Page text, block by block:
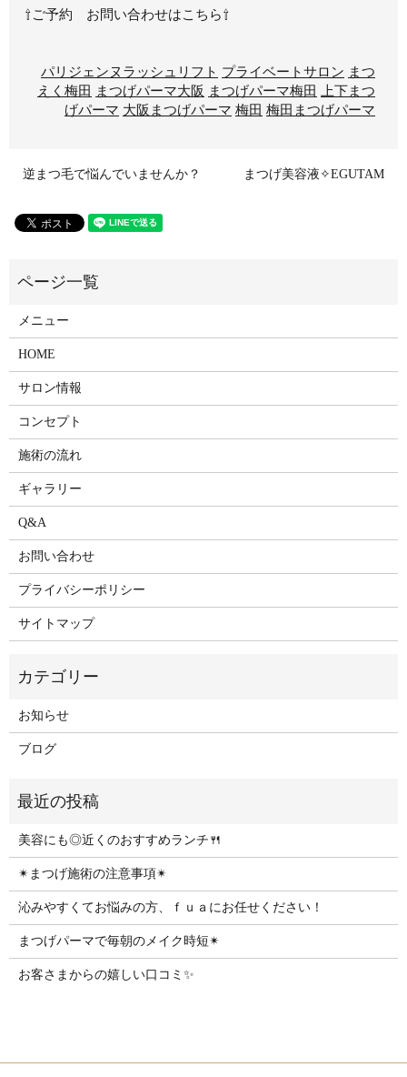
⇧ご予約 お問い合わせはこちら⇧
パリジェンヌラッシュリフト プライベートサロン まつ
えく梅田
まつげパーマ大阪 まつげパーマ梅田
上下まつ
げパーマ 大阪まつげパーマ 梅田 梅田まつげパーマ
逆まつ毛で悩んでいませんか？ まつげ美容液✧EGUTAM
メニュー
HOME
サロン情報
コンセプト
施術の流れ
ギャラリー
Q&A
お問い合わせ
プライバシーポリシー
サイトマップ
お知らせ
ブログ
美容にも◎近くのおすすめランチ🍴
✴︎まつげ施術の注意事項✴︎
沁みやすくてお悩みの方、ｆｕａにお任せください！
まつげパーマで毎朝のメイク時短✴︎
お客さまからの嬉しい口コミ✨